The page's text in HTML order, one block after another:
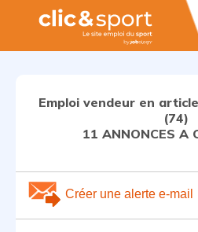
Emploi vendeur en
(74)
11 ANNONCES A
Créer une alerte e-mail